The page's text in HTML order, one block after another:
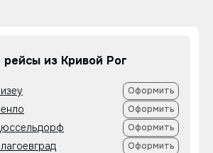
из Кривой Рог
Оформить
Оформить
Оформить
Оформить